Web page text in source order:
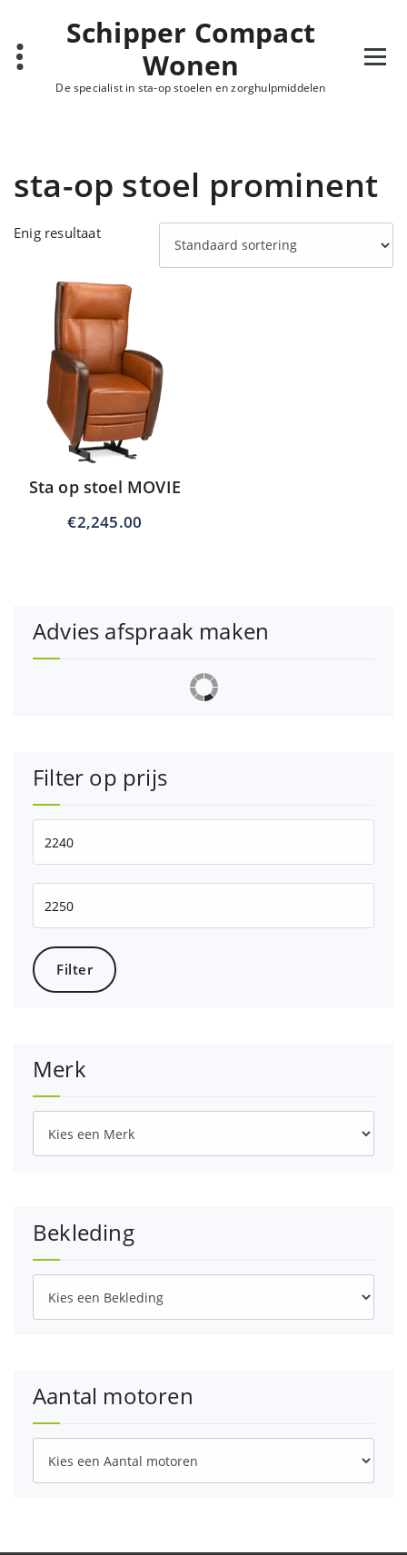
inhoud
Schipper Compact
Wonen
De specialist in sta-op stoelen en zorghulpmiddelen
sta-op stoel prominent
Enig resultaat
Sta op stoel MOVIE
€2,245.00
Advies afspraak maken
Filter op prijs
prijs
prijs
Filter
Merk
Bekleding
Aantal motoren